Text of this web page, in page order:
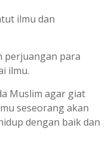
ilmu dan
perjuangan para
ilmu.
Muslim agar giat
seseorang akan
dengan baik dan